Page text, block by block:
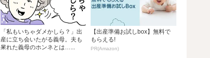
「私もいちゃダメかしら？」出
産に立ち会いたがる義母。夫も
呆れた義母のホンネとは…...
【出産準備お試しbox】無料で
もらえる!
PR(Amazon)